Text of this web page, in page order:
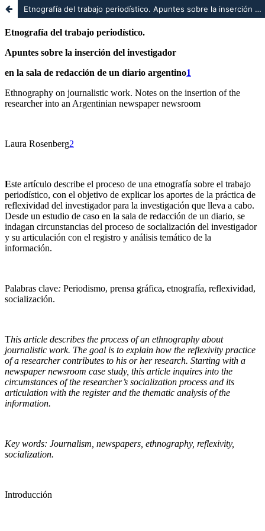
Etnografía del trabajo periodístico. Apuntes sobre la inserción del investigador en la sala de redacción de un diario